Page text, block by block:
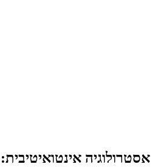
נסיגת מרקורי